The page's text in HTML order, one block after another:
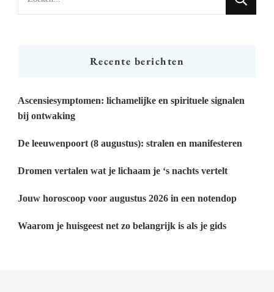
for
Recente berichten
Ascensiesymptomen: lichamelijke en spirituele signalen
bij ontwaking
De leeuwenpoort (8 augustus): stralen en manifesteren
Dromen vertalen wat je lichaam je ‘s nachts vertelt
Jouw horoscoop voor augustus 2026 in een notendop
Waarom je huisgeest net zo belangrijk is als je gids